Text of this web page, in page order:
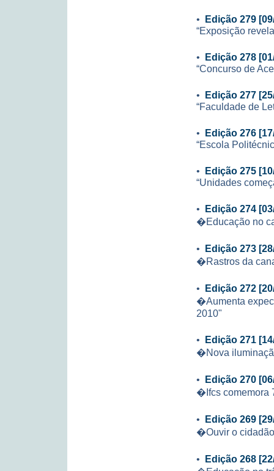
• Edição 279
“Exposição
• Edição 278
“Concurso de
• Edição 277
“Faculdade de
• Edição 276
“Escola
• Edição 275
“Unidades
• Edição 274
�Educação no
• Edição 273
�Rastros da
• Edição 272
�Aumenta
2010"
• Edição 271
�Nova
• Edição 270
�Ifcs comemora
• Edição 269
�Ouvir o
• Edição 268